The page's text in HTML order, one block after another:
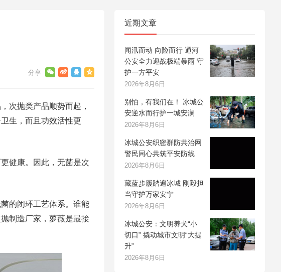
次抛类产品顺势而起，
生，而且功效活性更
健康。因此，无菌是次
的闭环工艺体系。谁能
制造厂家，萝薇是最接
近期文章
闻汛而动 向险而行 通河
公安全力迎战极端暴雨 守
护一方平安
2026年8月6日
别怕，有我们在！ 冰城公
安逆水而行护一城安澜
2026年8月6日
冰城公安织密群防共治网
警民同心共筑平安防线
2026年8月6日
藏蓝步履踏遍冰城 刚毅担
当守护万家安宁
2026年8月6日
冰城公安：文明养犬“小
切口” 撬动城市文明“大提
升”
2026年8月6日